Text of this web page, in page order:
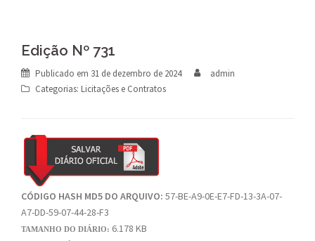
Edição Nº 731
Publicado em 31 de dezembro de 2024
admin
Categorias: Licitações e Contratos
CÓDIGO HASH MD5 DO ARQUIVO: 57-BE-A9-0E-E7-FD-13-3A-07-
A7-DD-59-07-44-28-F3
TAMANHO DO DIÁRIO: 6.178 KB